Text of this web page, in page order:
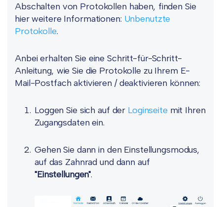
Abschalten von Protokollen haben, finden Sie
hier weitere Informationen: Unbenutzte
Protokolle.
Anbei erhalten Sie eine Schritt-für-Schritt-
Anleitung, wie Sie die Protokolle zu Ihrem E-
Mail-Postfach aktivieren / deaktivieren können:
Loggen Sie sich auf der Loginseite mit Ihren
Zugangsdaten ein.
Gehen Sie dann in den Einstellungsmodus,
auf das Zahnrad und dann auf
"Einstellungen".